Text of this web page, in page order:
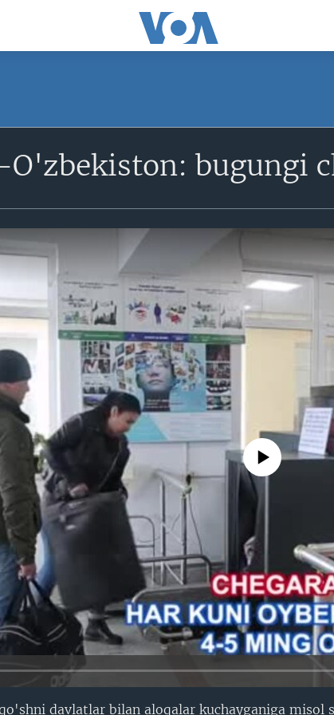
bugungi
No media source currently
davlatlar bilan aloqalar kuchayganiga misol